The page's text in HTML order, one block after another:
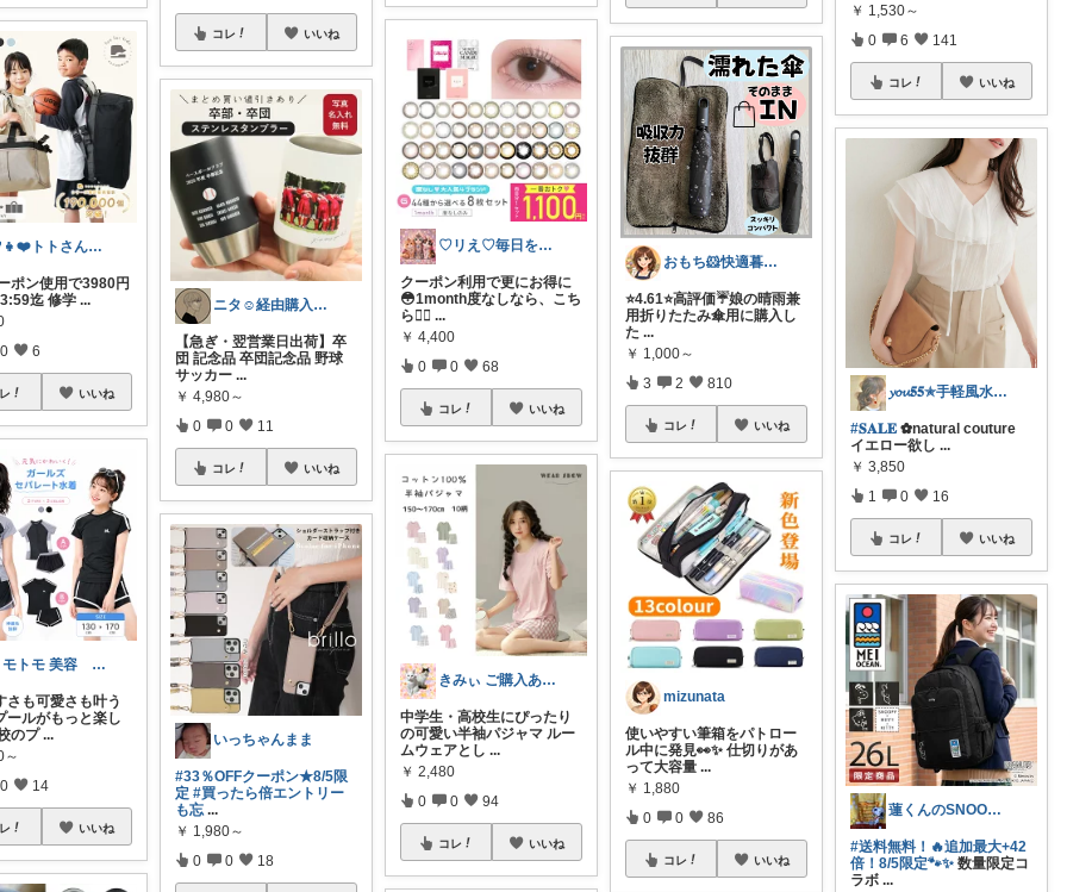
💚👧❤️トトさん 8月🥵
ポン使用で3980円
迄 修学 ...
0 6
いいね
トモトモ 美容 食品 子育てルーム
さも可愛さも叶う
ルがもっと楽し
のプ ...
～
0 14
いいね
コレ いいね
ニタ☺️経由購入ありがとうございます‼️
【急ぎ・翌営業日出荷】卒
団 記念品 卒団記念品 野球
サッカー ...
￥ 4,980～
0 0 11
コレ いいね
いっちゃんまま
#33％OFFクーポン★8/5限
定 #買ったら倍エントリー
も忘 ...
￥ 1,980～
0 0 18
♡リえ♡毎日を豊かに過ごす🐱🐾
クーポン利用で更にお得に
😳1month度なしなら、こち
ら💁‍♀ ...
￥ 4,400
0 0 68
コレ いいね
きみぃ ご購入ありがとうございます♪
中学生・高校生にぴったり
の可愛い半袖パジャマ ルー
ムウェアとし ...
￥ 2,480
0 0 94
コレ いいね
おもち🐹快適暮らし🌸オリ写🪴
⭐️4.61⭐️高評価☔️娘の晴雨兼
用折りたたみ傘用に購入し
た ...
￥ 1,000～
3 2 810
コレ いいね
mizunata
使いやすい筆箱をパトロー
ル中に発見👀✨ 仕切りがあ
って大容量 ...
￥ 1,880
0 0 86
コレ いいね
￥ 1,530～
0 6 141
コレ いいね
𝔂𝓸𝓾𝟓𝟓✯手軽風水Insta
#𝐒𝐀𝐋𝐄✿natural couture
イエロー欲し ...
￥ 3,850
1 0 16
コレ いいね
蓮くんのSNOOPYおすすめROOM
#送料無料！🔥追加最大+42
倍！8/5限定🐾✨ 数量限定コ
ラボ ...